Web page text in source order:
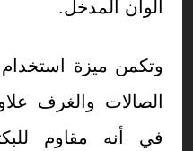
ألوان المدخل.
وتكمن ميزة
الصالات والغرف
في أنه مقاوم